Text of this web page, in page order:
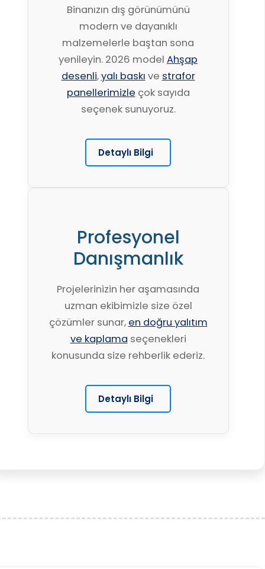
Binanızın dış görünümünü
modern ve dayanıklı
malzemelerle baştan sona
yenileyin. 2026 model Ahşap
desenli,yalı baskı ve strafor
panellerimizle çok sayıda
seçenek sunuyoruz.
Detaylı Bilgi
Profesyonel
Danışmanlık
Projelerinizin her aşamasında
uzman ekibimizle size özel
çözümler sunar, en doğru yalıtım
ve kaplama seçenekleri
konusunda size rehberlik ederiz.
Detaylı Bilgi